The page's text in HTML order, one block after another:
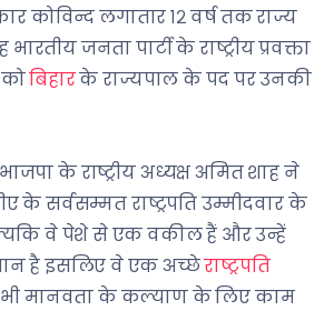
कोविन्द लगातार १२ वर्ष तक राज्य
जनता पार्टी के राष्ट्रीय प्रवक्ता
कोबिहारके राज्यपाल के पद पर उनकी
के राष्ट्रीय अध्यक्ष अमित शाह ने
के सर्वसम्मत राष्ट्रपति उम्मीदवार के
वे पेशे से एक वकील हैं और उन्हें
है इसलिए वे एक अच्छेराष्ट्रपति
मानवता के कल्याण के लिए काम